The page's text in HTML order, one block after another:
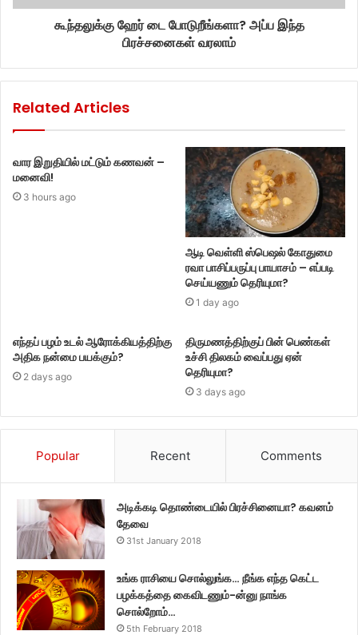
கூந்தலுக்கு ஹேர் டை போடுறீங்களா? அப்ப இந்த
பிரச்சனைகள் வரலாம்
Related Articles
வார இறுதியில் மட்டும் கணவன் –
மனைவி!
3 hours ago
ஆடி வெள்ளி ஸ்பெஷல் கோதுமை
ரவா பாசிப்பருப்பு பாயாசம் – எப்படி
செய்யணும் தெரியுமா?
1 day ago
எந்தப் பழம் உடல் ஆரோக்கியத்திற்கு
அதிக நன்மை பயக்கும்?
2 days ago
திருமணத்திற்குப் பின் பெண்கள்
உச்சி திலகம் வைப்பது ஏன்
தெரியுமா?
3 days ago
Popular Recent Comments
அடிக்கடி தொண்டையில் பிரச்சினையா? கவனம்
தேவை
31st January 2018
உங்க ராசியை சொல்லுங்க… நீங்க எந்த கெட்ட
பழக்கத்தை கைவிடணும்-ன்னு நாங்க
சொல்றோம்…
5th February 2018